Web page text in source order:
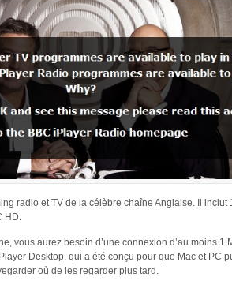
radio et TV de la célèbre chaîne Anglaise. Il inclut
HD.
vous aurez besoin d’une connexion d’au moins 1
Desktop, qui a été conçu pour que Mac et PC
où de les regarder plus tard.